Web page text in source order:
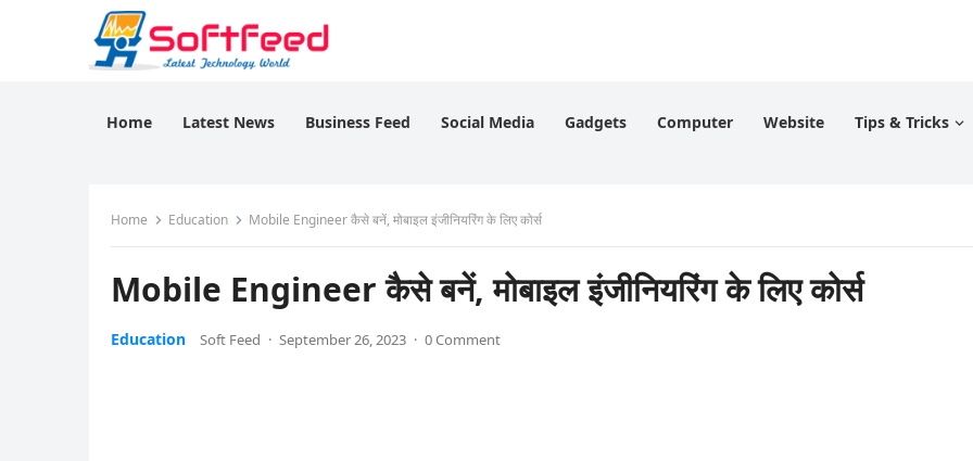
Home Latest News Business Feed Social Media Gadgets Computer Website Tips & Tricks
Home Education Mobile Engineer कैसे बनें, मोबाइल इंजीनियरिंग के लिए कोर्स
Mobile Engineer कैसे बनें, मोबाइल इंजीनियरिंग के लिए कोर्स
Education Soft Feed · September 26, 2023 · 0 Comment